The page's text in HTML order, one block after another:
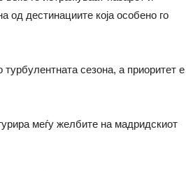
од дестинациите која особено го
сезона, а приоритет е
меѓу желбите на мадридскиот